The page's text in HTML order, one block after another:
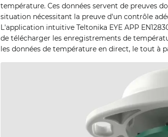
température. Ces données servent de preuves
situation nécessitant la preuve d'un contrôle
L'application intuitive Teltonika EYE APP
de télécharger les enregistrements de
les données de température en direct, le tout